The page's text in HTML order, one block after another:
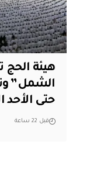
هيئة الحج
الشمل”
حتى الأحد
قبل 22 ساعة